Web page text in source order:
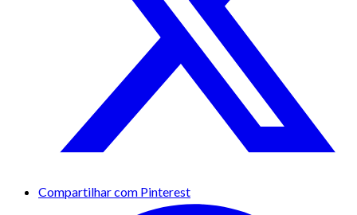
Compartilhar com Pinterest